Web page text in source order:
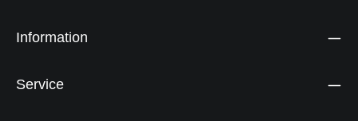
Information
Service